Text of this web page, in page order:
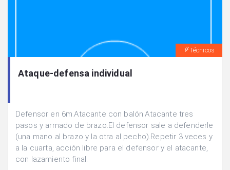
Técnicos
Ataque-defensa individual
Defensor en 6m.Atacante con balón.Atacante tres
pasos y armado de brazo.El defensor sale a defenderle
(una mano al brazo y la otra al pecho).Repetir 3 veces y
a la cuarta, acción libre para el defensor y el atacante,
con lazamiento final.